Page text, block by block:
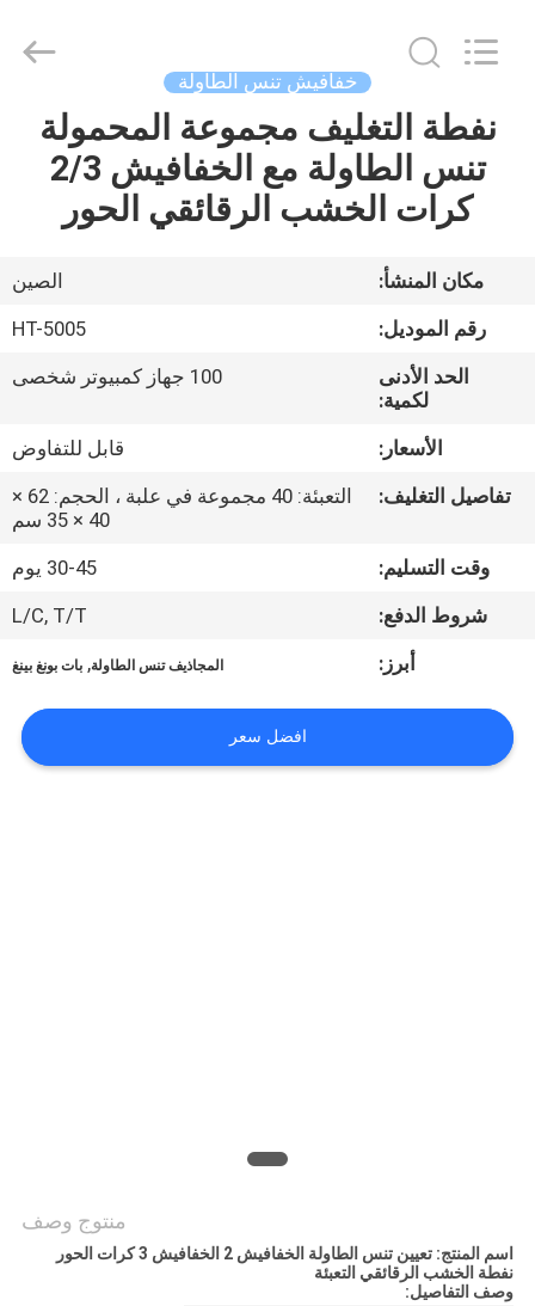
المنزل
المنتجات
حولنا
جولة
المصنع
مراقبة
الجودة
اتصل
اطلب
Dunya
Reserved.
خفافيش تنس الطاولة
نفطة التغليف مجموعة المحمولة
تنس الطاولة مع الخفافيش 2/3
كرات الخشب الرقائقي الحور
مكان المنشأ:
الصين
رقم الموديل:
HT-5005
الحد الأدنى
لكمية:
100 جهاز كمبيوتر شخصى
الأسعار:
قابل للتفاوض
تفاصيل التغليف:
التعبئة: 40 مجموعة في علبة ، الحجم: 62 ×
40 × 35 سم
وقت التسليم:
30-45 يوم
شروط الدفع:
L/C, T/T
أبرز:
المجاذيف تنس الطاولة, بات بونغ بينغ
افضل سعر
منتوج وصف
اسم المنتج: تعيين تنس الطاولة الخفافيش 2 الخفافيش 3 كرات الحور
نفطة الخشب الرقائقي التعبئة
وصف التفاصيل: